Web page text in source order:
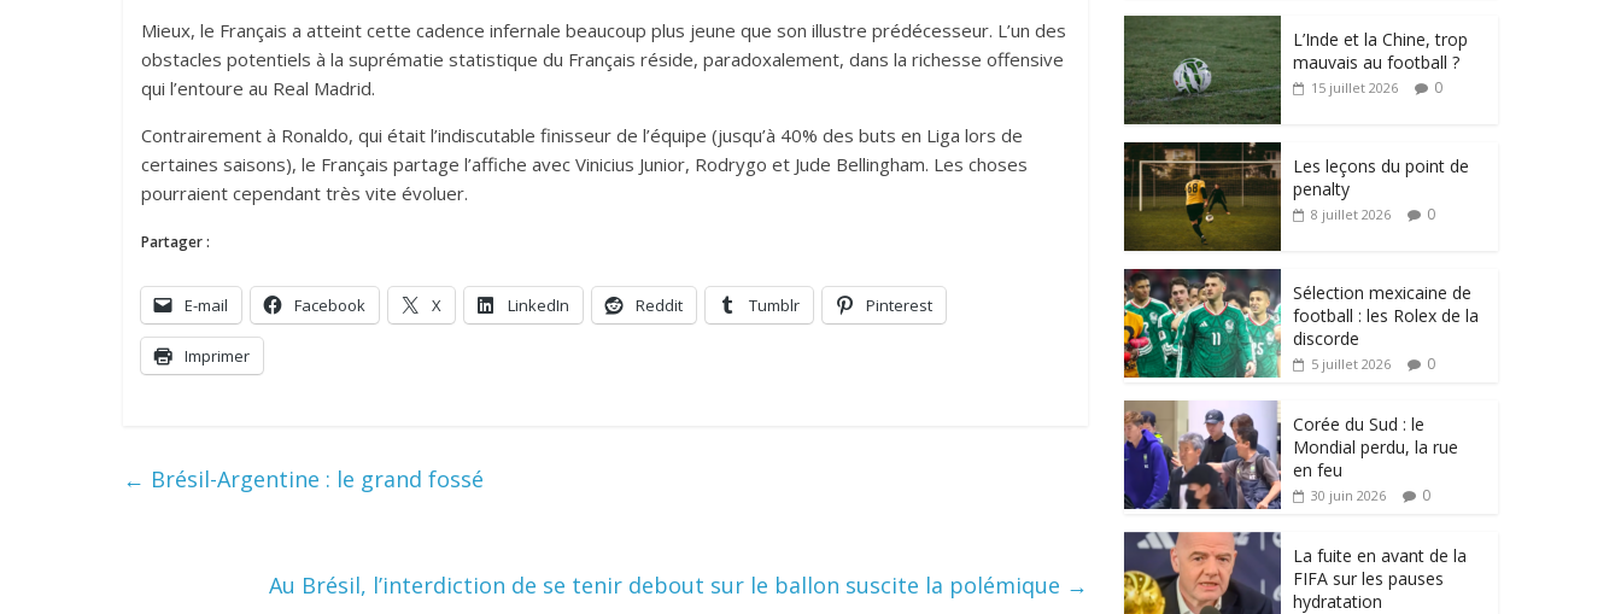
Mieux, le Français a atteint cette cadence infernale beaucoup plus jeune que son illustre prédécesseur. L’un des
obstacles potentiels à la suprématie statistique du Français réside, paradoxalement, dans la richesse offensive
qui l’entoure au Real Madrid.
Contrairement à Ronaldo, qui était l’indiscutable finisseur de l’équipe (jusqu’à 40% des buts en Liga lors de
certaines saisons), le Français partage l’affiche avec Vinicius Junior, Rodrygo et Jude Bellingham. Les choses
pourraient cependant très vite évoluer.
Partager :
E-mail Facebook X LinkedIn Reddit Tumblr Pinterest
Imprimer
← Brésil-Argentine : le grand fossé
Au Brésil, l’interdiction de se tenir debout sur le ballon suscite la polémique →
L’Inde et la Chine, trop
mauvais au football ?
15 juillet 2026 0
Les leçons du point de
penalty
8 juillet 2026 0
Sélection mexicaine de
football : les Rolex de la
discorde
5 juillet 2026 0
Corée du Sud : le
Mondial perdu, la rue
en feu
30 juin 2026 0
La fuite en avant de la
FIFA sur les pauses
hydratation